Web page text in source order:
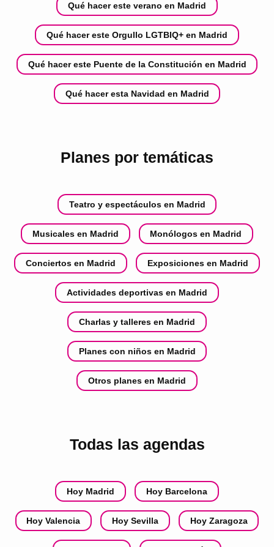
Qué hacer este verano en Madrid
Qué hacer este Orgullo LGTBIQ+ en Madrid
Qué hacer este Puente de la Constitución en Madrid
Qué hacer esta Navidad en Madrid
Planes por temáticas
Teatro y espectáculos en Madrid
Musicales en Madrid Monólogos en Madrid
Conciertos en Madrid Exposiciones en Madrid
Actividades deportivas en Madrid
Charlas y talleres en Madrid
Planes con niños en Madrid
Otros planes en Madrid
Todas las agendas
Hoy Madrid Hoy Barcelona
Hoy Valencia Hoy Sevilla Hoy Zaragoza